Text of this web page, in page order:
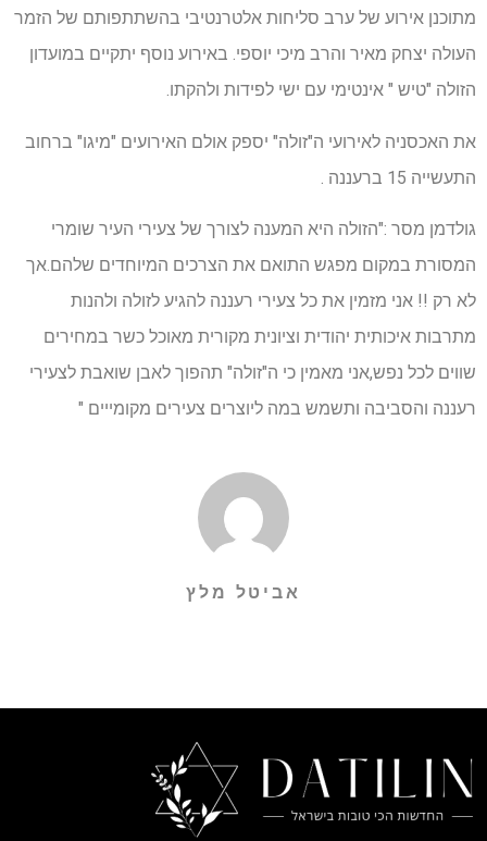
מתוכנן אירוע של ערב סליחות אלטרנטיבי בהשתתפותם של הזמר
העולה יצחק מאיר והרב מיכי יוספי. באירוע נוסף יתקיים במועדון
הזולה "טיש " אינטימי עם ישי לפידות ולהקתו.
את האכסניה לאירועי ה"זולה" יספק אולם האירועים "מיגו" ברחוב
התעשייה 15 ברעננה .
גולדמן מסר :"הזולה היא המענה לצורך של צעירי העיר שומרי
המסורת במקום מפגש התואם את הצרכים המיוחדים שלהם.אך
לא רק !! אני מזמין את כל צעירי רעננה להגיע לזולה ולהנות
מתרבות איכותית יהודית וציונית מקורית מאוכל כשר במחירים
שווים לכל נפש,אני מאמין כי ה"זולה" תהפוך לאבן שואבת לצעירי
רעננה והסביבה ותשמש במה ליוצרים צעירים מקומייים "
אביטל מלץ